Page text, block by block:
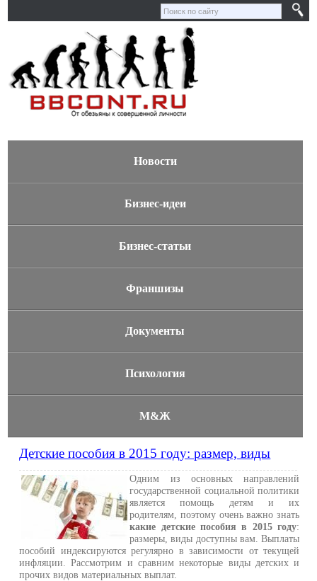
Новости
Бизнес-идеи
Бизнес-статьи
Франшизы
Документы
Психология
М&Ж
Детские пособия в 2015 году: размер, виды
Одним из основных направлений
государственной социальной политики
является помощь детям и их
родителям, поэтому очень важно знать
какие детские пособия в 2015 году:
размеры, виды доступны вам. Выплаты
пособий индексируются регулярно в зависимости от текущей
инфляции. Рассмотрим и сравним некоторые виды детских и
прочих видов материальных выплат.